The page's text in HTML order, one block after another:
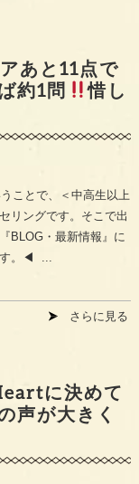
あと11点で
約1問
惜し
ことで、＜中高生以上
リングです。そこで出
BLOG・最新情報』に
。◀︎ ...
さらに見る
に決めて
声が大きく